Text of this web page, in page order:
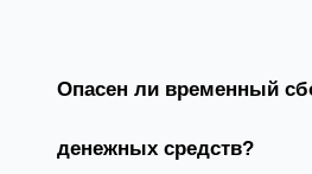
Опасен ли временный
денежных средств?